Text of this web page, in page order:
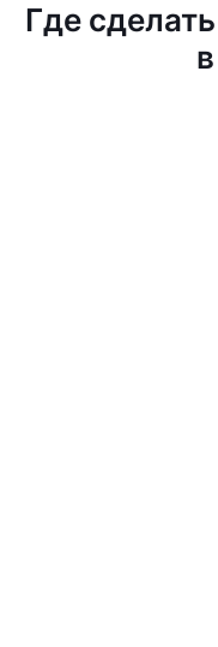
Где